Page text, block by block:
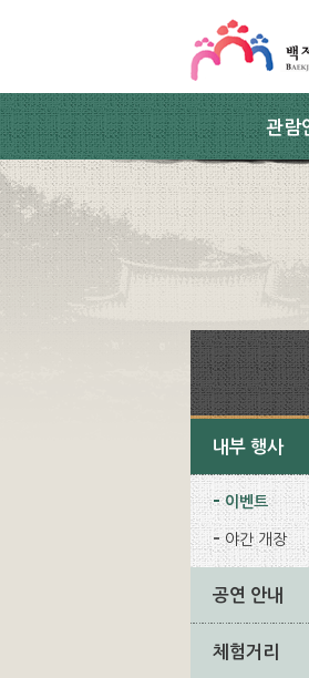
관람
내부 행사
이벤트
야간 개장
공연 안내
체험거리